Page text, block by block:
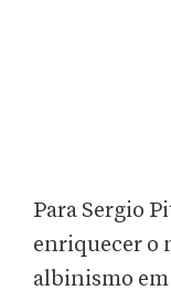
Para Sergio
enriquecer o
albinismo